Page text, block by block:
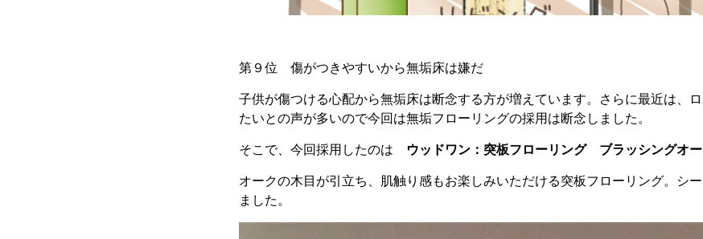
第９位 傷がつきやすいから無垢床は嫌だ
子供が傷つける心配から無垢床は断念する方が増えています。さらに最近は、ロ
たいとの声が多いので今回は無垢フローリングの採用は断念しました。
そこで、今回採用したのは ウッドワン：突板フローリング ブラッシングオー
オークの木目が引立ち、肌触り感もお楽しみいただける突板フローリング。シ
ました。